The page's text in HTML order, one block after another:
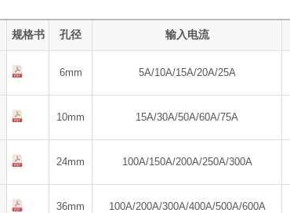
规格书 孔径 输入电流
6mm 5A/10A/15A/20A/25A
10mm 15A/30A/50A/60A/75A
24mm 100A/150A/200A/250A/300A
36mm 100A/200A/300A/400A/500A/600A